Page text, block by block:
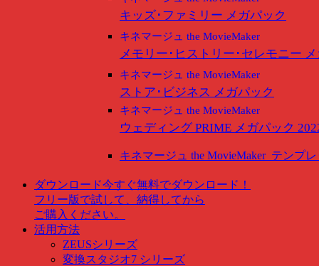
キッズ･ファミリー メガパック
キネマージュ the MovieMaker
メモリー･ヒストリー･セレモニー
キネマージュ the MovieMaker
ストア･ビジネス メガパック
キネマージュ the MovieMaker
ウェディング PRIME メガパック
キネマージュ the MovieMakerテンプ
ダウンロード今すぐ無料でダウンロード！
フリー版で試して、納得してから
ご購入ください。
活用方法
ZEUSシリーズ
変換スタジオ7 シリーズ